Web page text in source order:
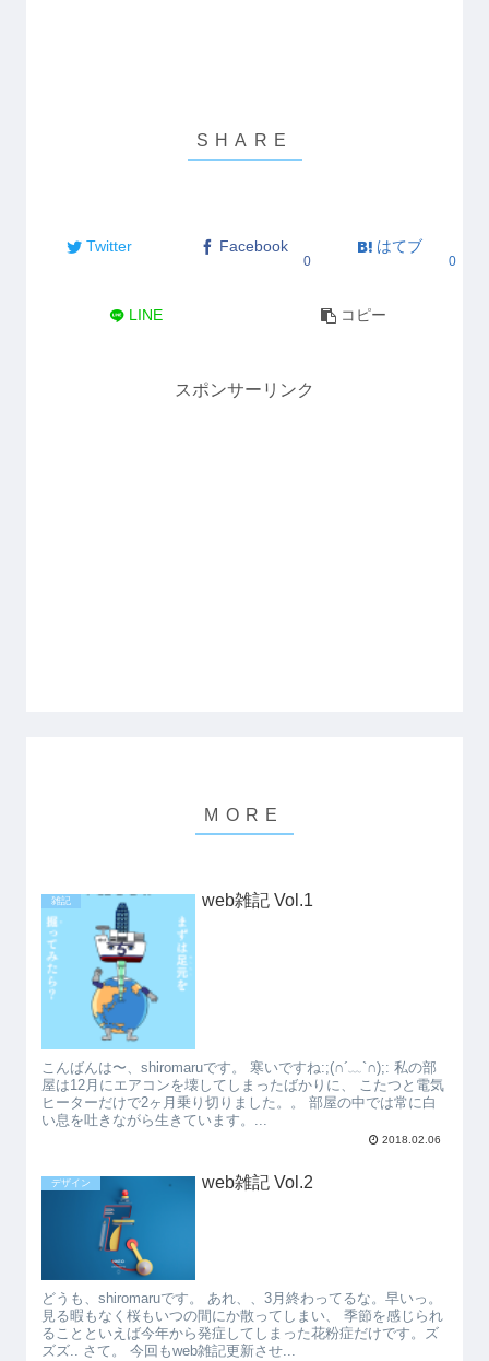
Twitter Facebook
0
はてブ
0
LINE コピー
スポンサーリンク
雑記 web雑記 Vol.1
こんばんは〜、shiromaruです。 寒いですね:;(∩´﹏`∩);: 私の部
屋は12月にエアコンを壊してしまったばかりに、 こたつと電気
ヒーターだけで2ヶ月乗り切りました。。 部屋の中では常に白
い息を吐きながら生きています。...
2018.02.06
デザイン web雑記 Vol.2
どうも、shiromaruです。 あれ、、3月終わってるな。早いっ。
見る暇もなく桜もいつの間にか散ってしまい、 季節を感じられ
ることといえば今年から発症してしまった花粉症だけです。ズ
ズズ.. さて。 今回もweb雑記更新させ...